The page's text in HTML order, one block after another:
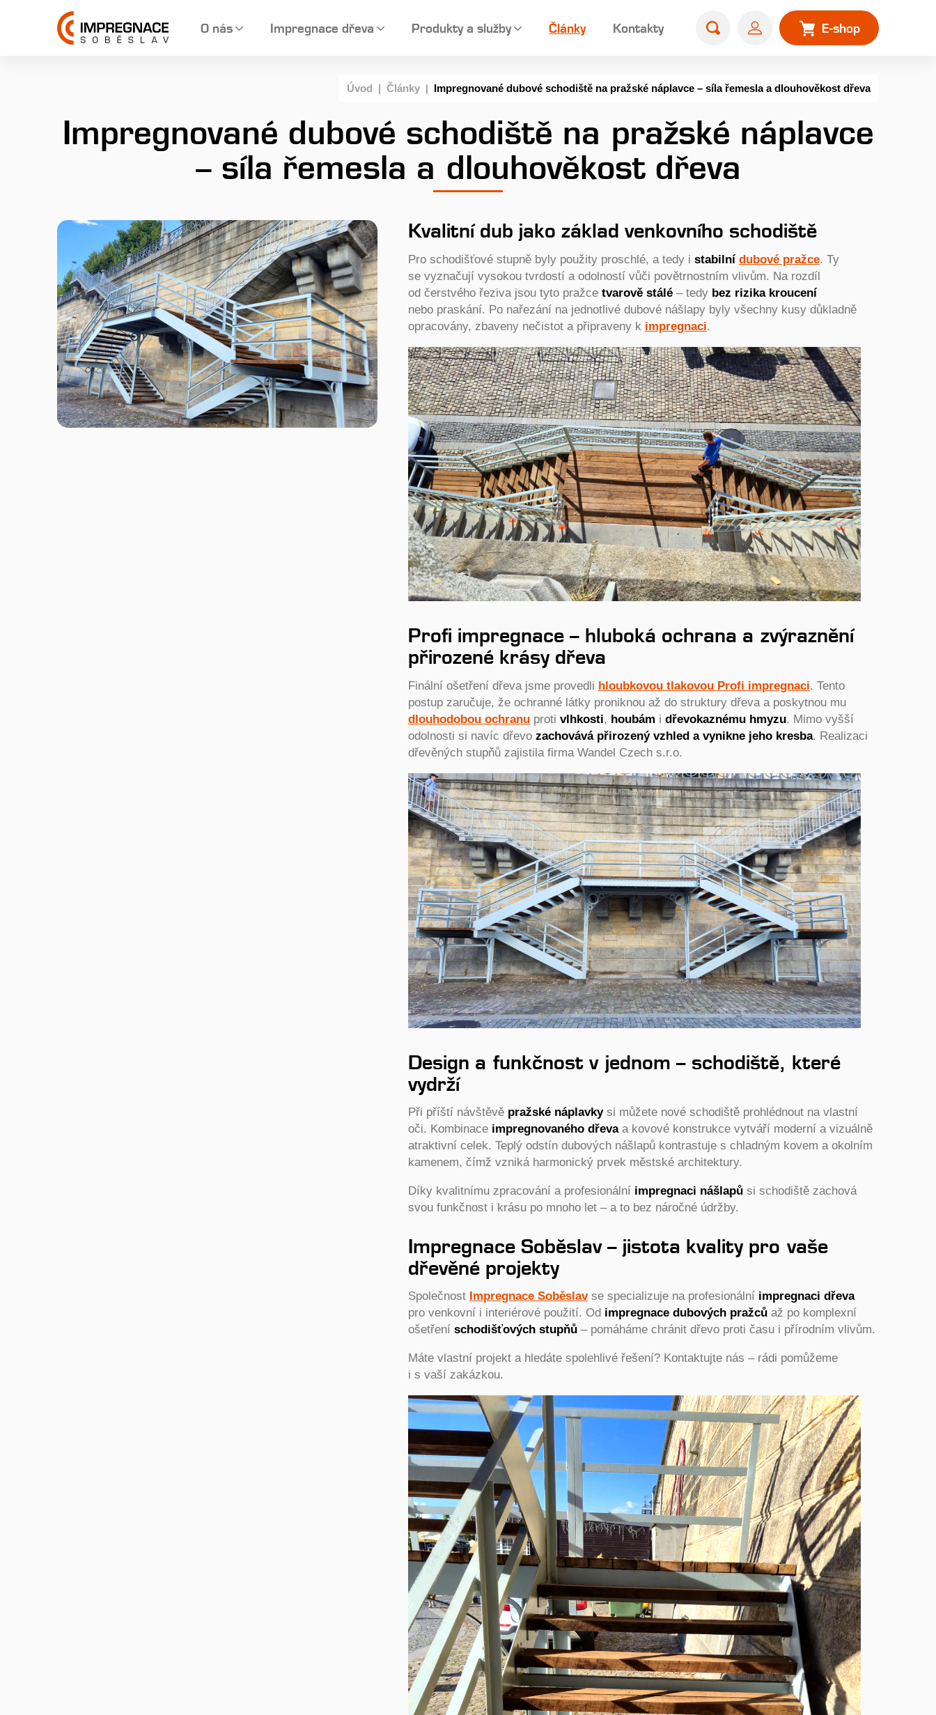
O nás Impregnace dřeva Produkty a služby Články Kontakty E-shop
Úvod | Články | Impregnované dubové schodiště na pražské náplavce – síla řemesla a dlouhověkost dřeva
Impregnované dubové schodiště na pražské náplavce
– síla řemesla a dlouhověkost dřeva
Kvalitní dub jako základ venkovního schodiště
Pro schodišťové stupně byly použity proschlé, a tedy i stabilní dubové pražce. Ty
se vyznačují vysokou tvrdostí a odolností vůči povětrnostním vlivům. Na rozdíl
od čerstvého řeziva jsou tyto pražce tvarově stálé– tedy bez rizika kroucení
nebo praskání. Po nařezání na jednotlivé dubové nášlapy byly všechny kusy důkladně
opracovány, zbaveny nečistot a připraveny k impregnaci.
Profi impregnace – hluboká ochrana a zvýraznění
přirozené krásy dřeva
Finální ošetření dřeva jsme provedli hloubkovou tlakovou Profi impregnaci. Tento
postup zaručuje, že ochranné látky proniknou až do struktury dřeva a poskytnou mu
dlouhodobou ochranuproti vlhkosti, houbám i dřevokaznému hmyzu. Mimo vyšší
odolnosti si navíc dřevo zachovává přirozený vzhled a vynikne jeho kresba. Realizaci
dřevěných stupňů zajistila firma Wandel Czech s.r.o.
Design a funkčnost v jednom – schodiště, které
vydrží
Při příští návštěvě pražské náplavkysi můžete nové schodiště prohlédnout na vlastní
oči. Kombinace impregnovaného dřevaa kovové konstrukce vytváří moderní a vizuálně
atraktivní celek. Teplý odstín dubových nášlapů kontrastuje s chladným kovem a okolním
kamenem, čímž vzniká harmonický prvek městské architektury.
Díky kvalitnímu zpracování a profesionální impregnaci nášlapůsi schodiště zachová
svou funkčnost i krásu po mnoho let – a to bez náročné údržby.
Impregnace Soběslav – jistota kvality pro vaše
dřevěné projekty
Společnost Impregnace Soběslavse specializuje na profesionální impregnaci dřeva
pro venkovní i interiérové použití. Od impregnace dubových pražcůaž po komplexní
ošetření schodišťových stupňů– pomáháme chránit dřevo proti času i přírodním vlivům.
Máte vlastní projekt a hledáte spolehlivé řešení? Kontaktujte nás – rádi pomůžeme
i s vaší zakázkou.